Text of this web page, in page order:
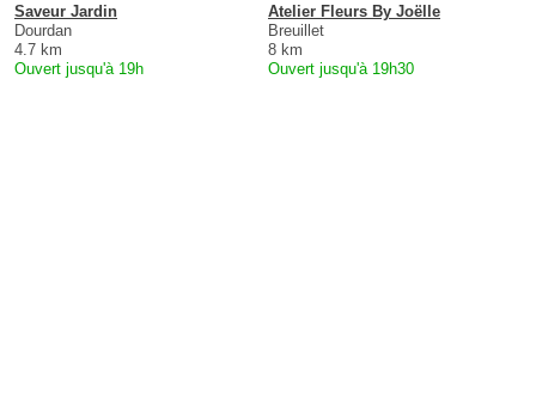
Saveur Jardin
Dourdan
4.7 km
Ouvert jusqu'à 19h
Atelier Fleurs By Joëlle
Breuillet
8 km
Ouvert jusqu'à 19h30